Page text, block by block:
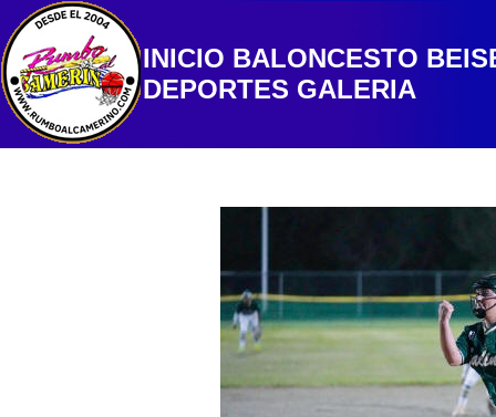
INICIO BALONCESTO
DEPORTES GALERIA